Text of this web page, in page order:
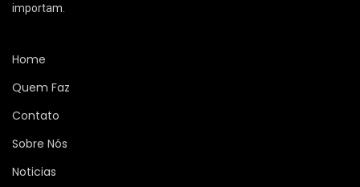
importam.
Home
Quem Faz
Contato
Sobre Nós
Noticias